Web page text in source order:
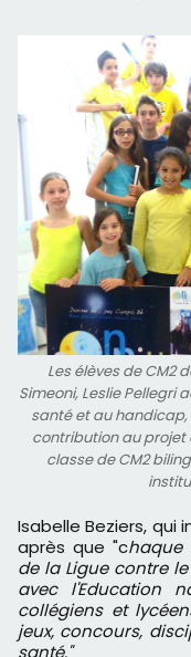
Les élèves de CM2
Simeoni, Leslie Pellegri
santé et au
contribution au projet
classe de CM2
Isabelle Beziers, qui initié et suivi le projet, rappelait peu
après que "chaque
de la Ligue contre
avec l'Education
collégiens et
jeux, concours,
santé."